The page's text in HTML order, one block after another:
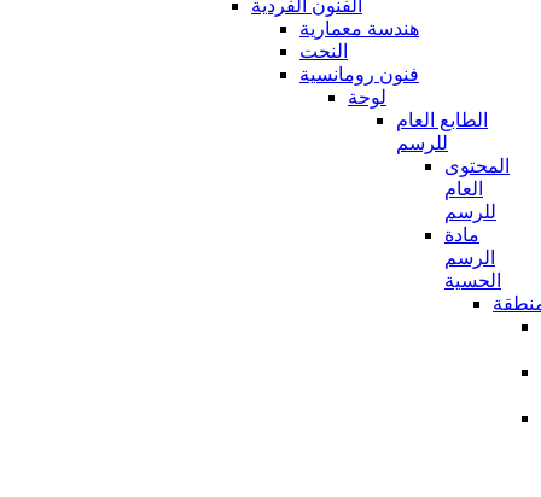
الفنون الفردية
هندسة معمارية
النحت
فنون رومانسية
لوحة
الطابع العام
للرسم
المحتوى
العام
للرسم
مادة
الرسم
الحسية